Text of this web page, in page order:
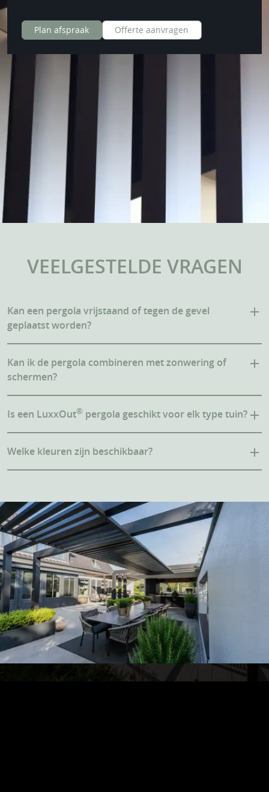
Plan afspraak Offerte aanvragen
VEELGESTELDE VRAGEN
Kan een pergola vrijstaand of tegen de gevel
geplaatst worden?
Kan ik de pergola combineren met zonwering of
schermen?
Is een LuxxOut® pergola geschikt voor elk type tuin?
Welke kleuren zijn beschikbaar?